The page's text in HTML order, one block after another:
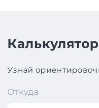
Узнай
Откуда